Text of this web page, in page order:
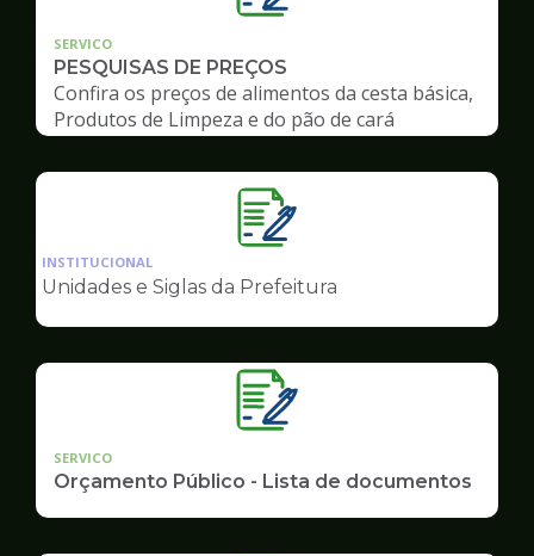
SERVICO
PESQUISAS DE PREÇOS
Confira os preços de alimentos da cesta básica,
Produtos de Limpeza e do pão de cará
Ilustração
da
pagina
Governo
INSTITUCIONAL
Unidades e Siglas da Prefeitura
SERVICO
Orçamento Público - Lista de documentos